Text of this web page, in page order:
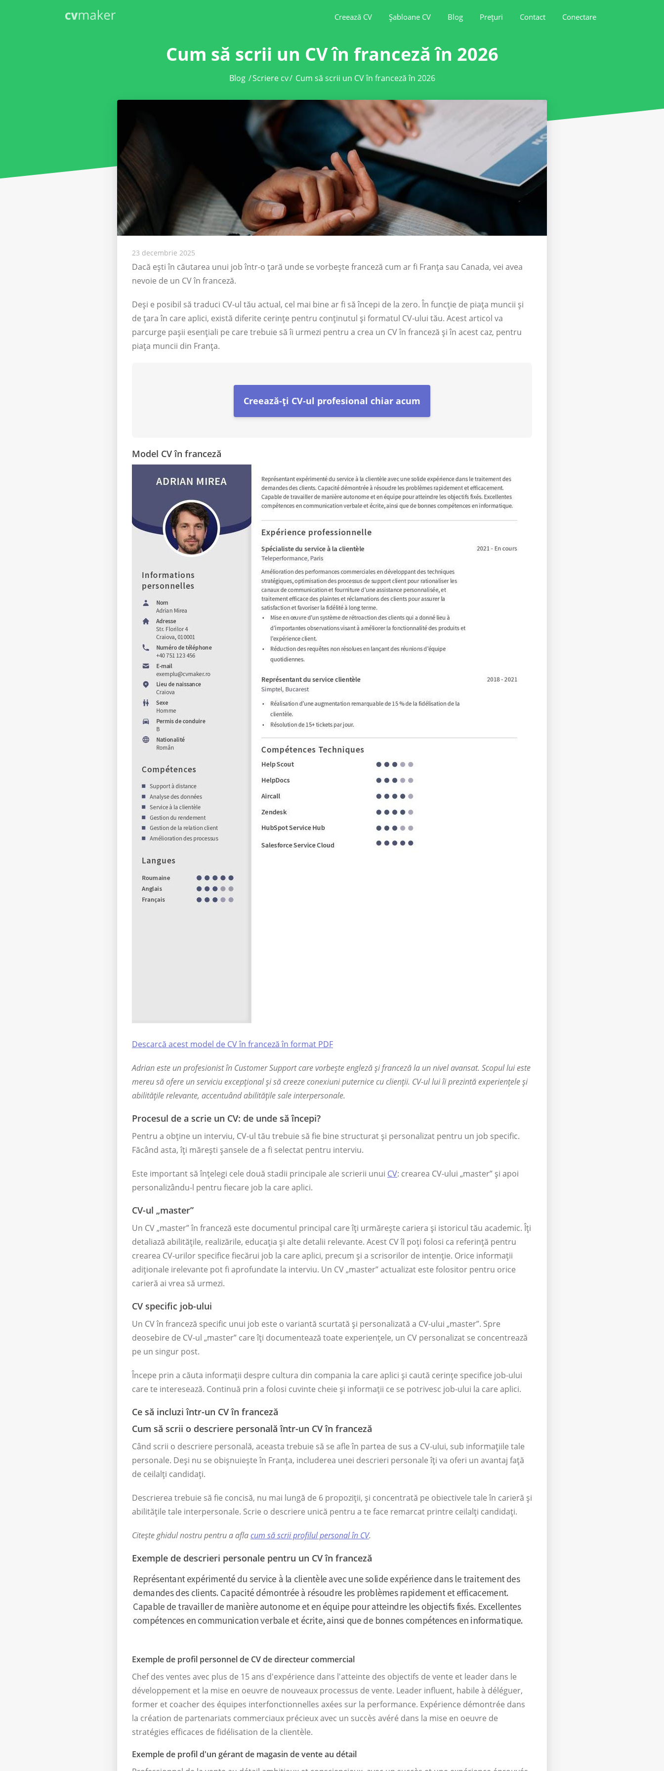
Creează CV Șabloane CV Blog Prețuri Contact Conectare
Cum să scrii un CV în franceză în 2026
Blog /Scriere cv/ Cum să scrii un CV în franceză în 2026
23 decembrie 2025
Dacă ești în căutarea unui job într-o țară unde se vorbește franceză cum ar fi Franța sau Canada, vei avea
nevoie de un CV în franceză.
Deși e posibil să traduci CV-ul tău actual, cel mai bine ar fi să începi de la zero. În funcție de piața muncii și
de țara în care aplici, există diferite cerințe pentru conținutul și formatul CV-ului tău. Acest articol va
parcurge pașii esențiali pe care trebuie să îi urmezi pentru a crea un CV în franceză și în acest caz, pentru
piața muncii din Franța.
Creează-ți CV-ul profesional chiar acum
Model CV în franceză
Descarcă acest model de CV în franceză în format PDF
Adrian este un profesionist în Customer Support care vorbește engleză și franceză la un nivel avansat. Scopul lui este
mereu să ofere un serviciu excepțional și să creeze conexiuni puternice cu clienții. CV-ul lui îi prezintă experiențele și
abilitățile relevante, accentuând abilitățile sale interpersonale.
Procesul de a scrie un CV: de unde să începi?
Pentru a obține un interviu, CV-ul tău trebuie să fie bine structurat și personalizat pentru un job specific.
Făcând asta, îți mărești șansele de a fi selectat pentru interviu.
Este important să înțelegi cele două stadii principale ale scrierii unui CV: crearea CV-ului „master” și apoi
personalizându-l pentru fiecare job la care aplici.
CV-ul „master”
Un CV „master” în franceză este documentul principal care îți urmărește cariera și istoricul tău academic. Îți
detaliază abilitățile, realizările, educația și alte detalii relevante. Acest CV îl poți folosi ca referință pentru
crearea CV-urilor specifice fiecărui job la care aplici, precum și a scrisorilor de intenție. Orice informații
adiționale irelevante pot fi aprofundate la interviu. Un CV „master” actualizat este folositor pentru orice
carieră ai vrea să urmezi.
CV specific job-ului
Un CV în franceză specific unui job este o variantă scurtată și personalizată a CV-ului „master”. Spre
deosebire de CV-ul „master” care îți documentează toate experiențele, un CV personalizat se concentrează
pe un singur post.
Începe prin a căuta informații despre cultura din compania la care aplici și caută cerințe specifice job-ului
care te interesează. Continuă prin a folosi cuvinte cheie și informații ce se potrivesc job-ului la care aplici.
Ce să incluzi într-un CV în franceză
Cum să scrii o descriere personală într-un CV în franceză
Când scrii o descriere personală, aceasta trebuie să se afle în partea de sus a CV-ului, sub informațiile tale
personale. Deși nu se obișnuiește în Franța, includerea unei descrieri personale îți va oferi un avantaj față
de ceilalți candidați.
Descrierea trebuie să fie concisă, nu mai lungă de 6 propoziții, și concentrată pe obiectivele tale în carieră și
abilitățile tale interpersonale. Scrie o descriere unică pentru a te face remarcat printre ceilalți candidați.
Citește ghidul nostru pentru a aflacum să scrii profilul personal în CV.
Exemple de descrieri personale pentru un CV în franceză
Exemple de profil personnel de CV de directeur commercial
Chef des ventes avec plus de 15 ans d'expérience dans l'atteinte des objectifs de vente et leader dans le
développement et la mise en oeuvre de nouveaux processus de vente. Leader influent, habile à déléguer,
former et coacher des équipes interfonctionnelles axées sur la performance. Expérience démontrée dans
la création de partenariats commerciaux précieux avec un succès avéré dans la mise en oeuvre de
stratégies efficaces de fidélisation de la clientèle.
Exemple de profil d'un gérant de magasin de vente au détail